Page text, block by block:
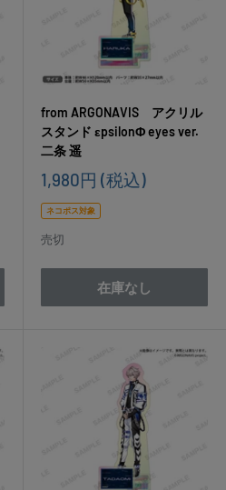
from ARGONAVIS アクリル
スタンド εpsilonΦ eyes ver.
二条 遥
販
価
格
1,980円 (税込)
ネコポス対象
売切
在庫なし